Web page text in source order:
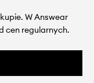
W Answear
cen regularnych.